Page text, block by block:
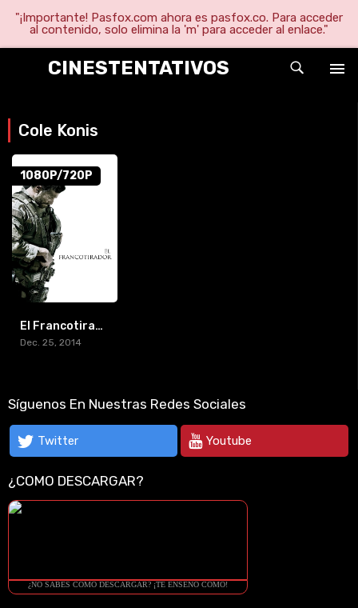
"¡Importante! Pasfox.com ahora es pasfox.co. Para acceder
al contenido, solo elimina la 'm' para acceder al enlace."
CINESTENTATIVOS
Cole Konis
1080P/720P
El Francotirador
Dec. 25, 2014
Síguenos En Nuestras Redes Sociales
Twitter Youtube
¿COMO DESCARGAR?
¿NO SABES COMO DESCARGAR? ¡TE ENSEÑO COMO!